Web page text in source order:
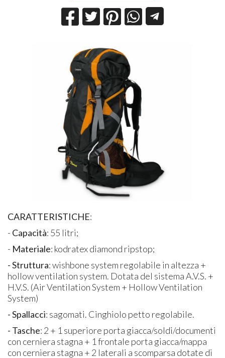
CARATTERISTICHE:
- Capacità: 55 litri;
- Materiale: kodratex diamond ripstop;
- Struttura: wishbone system regolabile in altezza +
hollow ventilation system. Dotata del sistema A.V.S. +
H.V.S. (Air Ventilation System + Hollow Ventilation
System)
- Spallacci: sagomati. Cinghiolo petto regolabile.
- Tasche: 2 + 1 superiore porta giacca/soldi/documenti
con cerniera stagna + 1 frontale porta giacca/mappa
con cerniera stagna + 2 laterali a scomparsa dotate di